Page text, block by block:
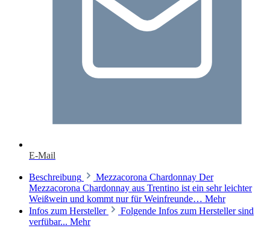
E-Mail
Beschreibung
Mezzacorona Chardonnay Der
Mezzacorona Chardonnay aus Trentino ist ein sehr leichter
Weißwein und kommt nur für Weinfreunde… Mehr
Infos zum Hersteller
Folgende Infos zum Hersteller sind
verfübar... Mehr